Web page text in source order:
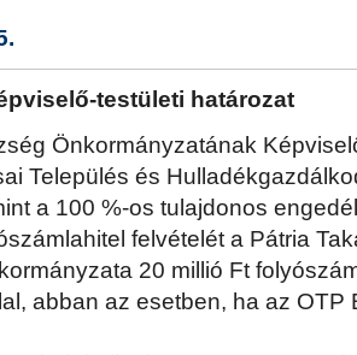
testületi határozat
Önkormányzatának
Település és
a 100 %-os tulajdonos
felvételét a Pátria
20 millió Ft
abban az esetben, ha az OTP